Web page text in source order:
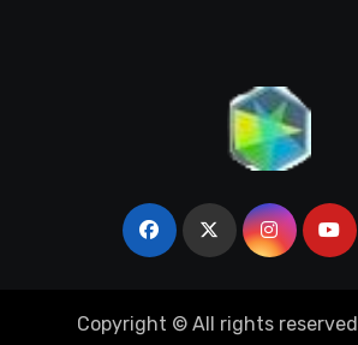
Copyright © All rights reserved